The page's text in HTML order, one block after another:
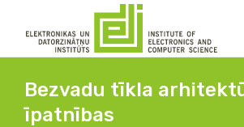
Bezvadu tīkla
īpatnības